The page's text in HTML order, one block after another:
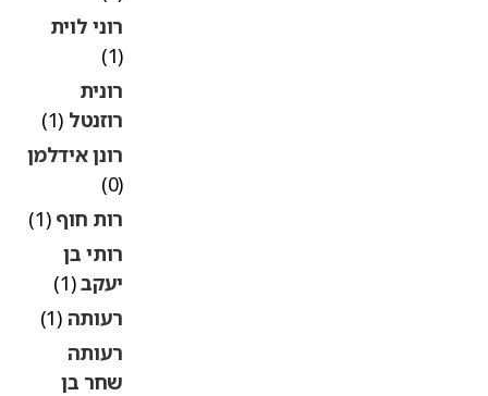
רוני לוית
רונית
רוזנטל(1)
רונן אידלמן
רות חוף(1)
רותי בן
יעקב(1)
רעותה(1)
רעותה
שחר בן